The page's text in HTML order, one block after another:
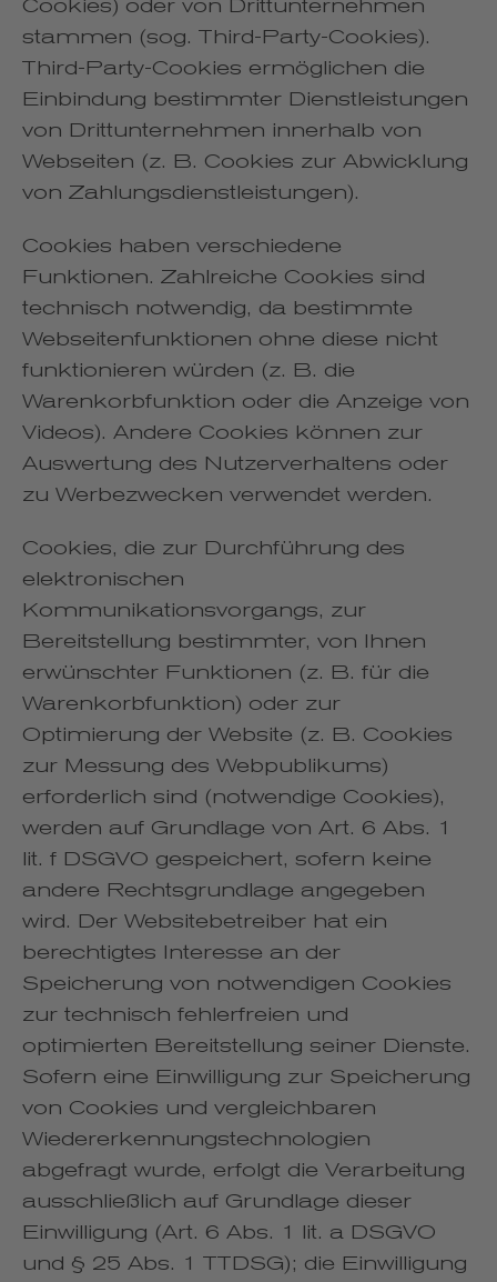
Cookies) oder von Drittunternehmen
stammen (sog. Third-Party-Cookies).
Third-Party-Cookies ermöglichen die
Einbindung bestimmter Dienstleistungen
von Drittunternehmen innerhalb von
Webseiten (z. B. Cookies zur Abwicklung
von Zahlungsdienstleistungen).
Cookies haben verschiedene
Funktionen. Zahlreiche Cookies sind
technisch notwendig, da bestimmte
Webseitenfunktionen ohne diese nicht
funktionieren würden (z. B. die
Warenkorbfunktion oder die Anzeige von
Videos). Andere Cookies können zur
Auswertung des Nutzerverhaltens oder
zu Werbezwecken verwendet werden.
Cookies, die zur Durchführung des
elektronischen
Kommunikationsvorgangs, zur
Bereitstellung bestimmter, von Ihnen
erwünschter Funktionen (z. B. für die
Warenkorbfunktion) oder zur
Optimierung der Website (z. B. Cookies
zur Messung des Webpublikums)
erforderlich sind (notwendige Cookies),
werden auf Grundlage von Art. 6 Abs. 1
lit. f DSGVO gespeichert, sofern keine
andere Rechtsgrundlage angegeben
wird. Der Websitebetreiber hat ein
berechtigtes Interesse an der
Speicherung von notwendigen Cookies
zur technisch fehlerfreien und
optimierten Bereitstellung seiner Dienste.
Sofern eine Einwilligung zur Speicherung
von Cookies und vergleichbaren
Wiedererkennungstechnologien
abgefragt wurde, erfolgt die Verarbeitung
ausschließlich auf Grundlage dieser
Einwilligung (Art. 6 Abs. 1 lit. a DSGVO
und § 25 Abs. 1 TTDSG); die Einwilligung